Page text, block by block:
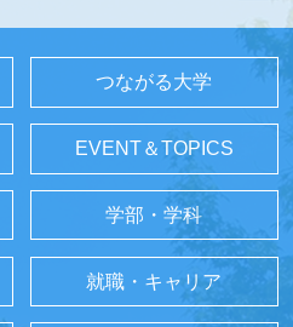
つながる大学
EVENT＆TOPICS
学部・学科
就職・キャリア